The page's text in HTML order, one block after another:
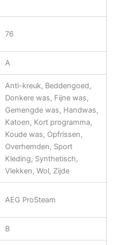
76
A
Anti-kreuk, Beddengoed,
Donkere was, Fijne was,
Gemengde was, Handwas,
Katoen, Kort programma,
Koude was, Opfrissen,
Overhemden, Sport
Kleding, Synthetisch,
Vlekken, Wol, Zijde
AEG ProSteam
B